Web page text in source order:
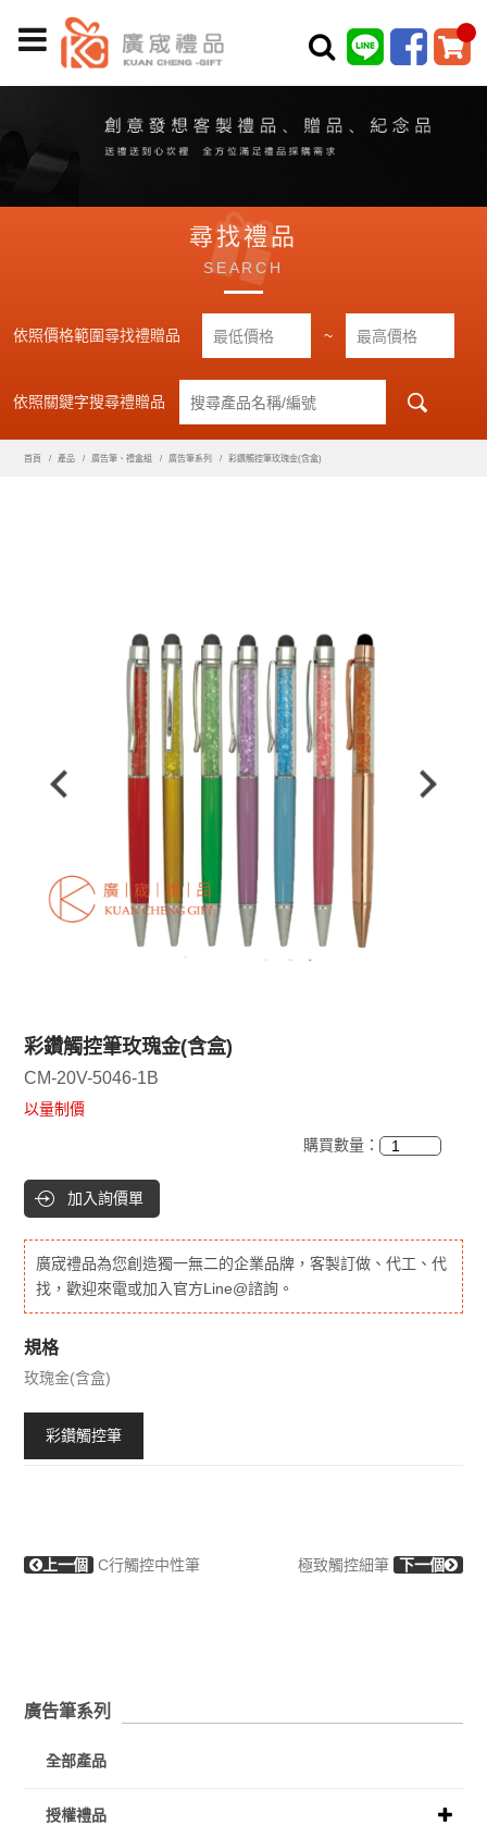
尋找禮品
SEARCH
依照價格範圍尋找禮贈品 ~
依照關鍵字搜尋禮贈品
首頁 產品 廣告筆、禮盒組 廣告筆系列 彩鑽觸控筆玫瑰金(含盒)
彩鑽觸控筆玫瑰金(含盒)
CM-20V-5046-1B
以量制價
購買數量：
加入詢價單
廣宬禮品為您創造獨一無二的企業品牌，客製訂做、代工、代
找，歡迎來電或加入官方Line@諮詢。
規格
玫瑰金(含盒)
彩鑽觸控筆
上一個 C行觸控中性筆 極致觸控細筆 下一個
廣告筆系列
全部產品
授權禮品